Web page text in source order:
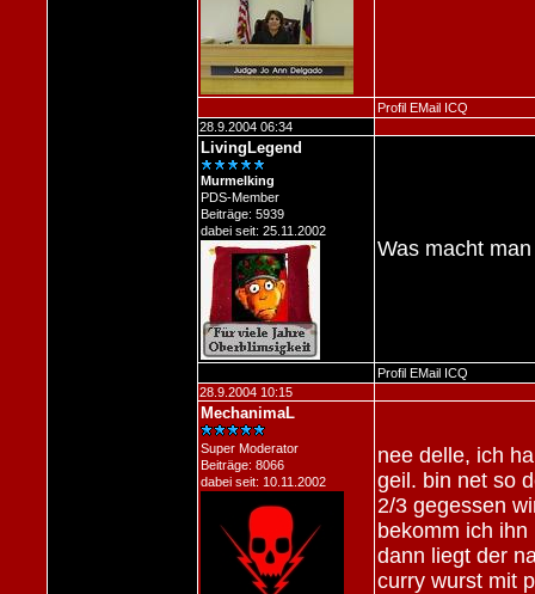
Profil EMail ICQ
28.9.2004 06:34
LivingLegend
Murmelking
PDS-Member
Beiträge: 5939
dabei seit: 25.11.2002
Was macht
Profil EMail ICQ
28.9.2004 10:15
MechanimaL
Super Moderator
Beiträge: 8066
dabei seit: 10.11.2002
nee delle, ich
geil. bin net so
2/3 gegessen
bekomm ich
dann liegt der
curry wurst mit